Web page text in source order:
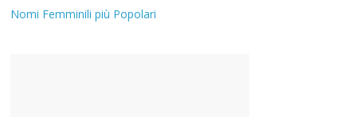
Nomi Femminili più Popolari